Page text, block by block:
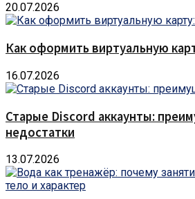
20.07.2026
Как оформить виртуальную
16.07.2026
Старые Discord аккаунты:
недостатки
13.07.2026